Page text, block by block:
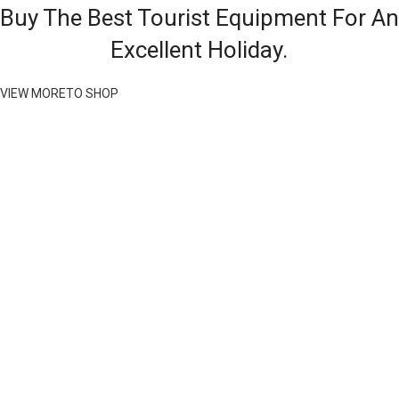
Buy The Best Tourist Equipment For An
Excellent Holiday.
VIEW MORETO SHOP